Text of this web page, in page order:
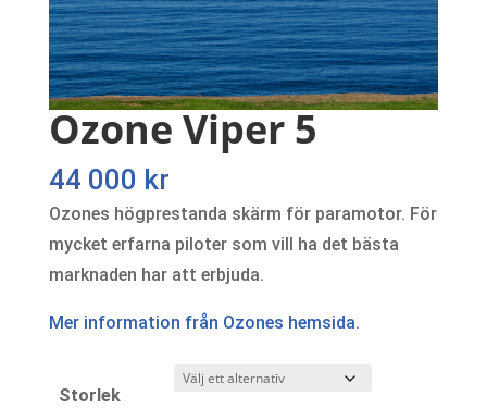
Ozone Viper 5
44 000 kr
Ozones högprestanda skärm för paramotor. För
mycket erfarna piloter som vill ha det bästa
marknaden har att erbjuda.
Mer information från Ozones hemsida.
Storlek